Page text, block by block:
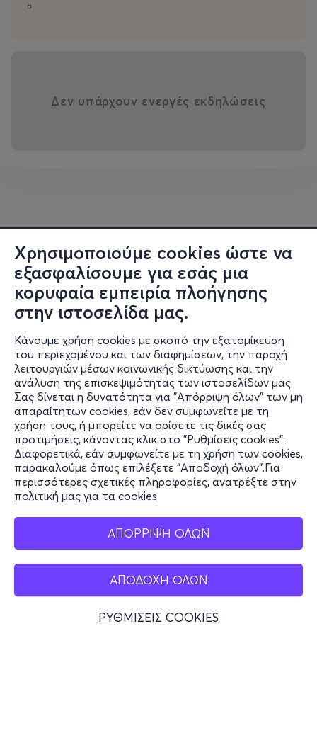
Χρησιμοποιούμε cookies ώστε να
εξασφαλίσουμε για εσάς μια
κορυφαία εμπειρία πλοήγησης
στην ιστοσελίδα μας.
Κάνουμε χρήση cookies με σκοπό την εξατομίκευση
του περιεχομένου και των διαφημίσεων, την παροχή
λειτουργιών μέσων κοινωνικής δικτύωσης και την
ανάλυση της επισκεψιμότητας των ιστοσελίδων μας.
Σας δίνεται η δυνατότητα για "Απόρριψη όλων" των μη
απαραίτητων cookies, εάν δεν συμφωνείτε με τη
χρήση τους, ή μπορείτε να ορίσετε τις δικές σας
προτιμήσεις, κάνοντας κλικ στο "Ρυθμίσεις cookies".
Διαφορετικά, εάν συμφωνείτε με τη χρήση των cookies,
παρακαλούμε όπως επιλέξετε "Αποδοχή όλων".Για
περισσότερες σχετικές πληροφορίες, ανατρέξτε στην
πολιτική μας για τα cookies.
ΑΠΟΡΡΙΨΗ ΟΛΩΝ
ΑΠΟΔΟΧΗ ΟΛΩΝ
ΡΥΘΜΙΣΕΙΣ COOKIES
Δεν υπάρχουν ενεργές εκδηλώσεις
Πληροφορίες
Υποστήριξη
Stay Connected
Mobile app